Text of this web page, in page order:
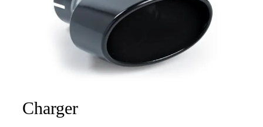
Charger